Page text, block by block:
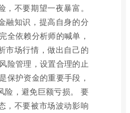
，不要期望一夜暴富。
融知识，提高自身的分
全依赖分析师的喊单，
市场行情，做出自己的
险管理，设置合理的止
保护资金的重要手段，
险，避免巨额亏损。 要
，不要被市场波动影响